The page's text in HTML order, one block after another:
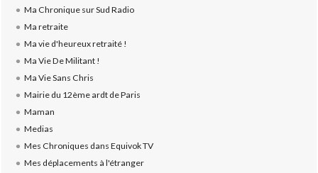
Ma Chronique sur Sud Radio
Ma retraite
Ma vie d'heureux retraité !
Ma Vie De Militant !
Ma Vie Sans Chris
Mairie du 12ème ardt de Paris
Maman
Medias
Mes Chroniques dans Equivok TV
Mes déplacements à l'étranger